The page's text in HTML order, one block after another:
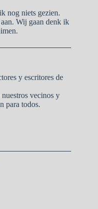
nog niets gezien.
Wij gaan denk ik
y escritores de
vecinos y
para todos.